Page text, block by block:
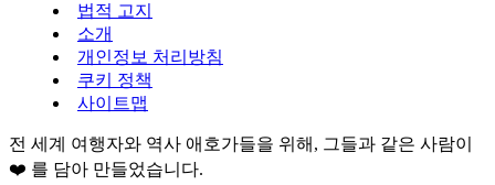
법적 고지
소개
개인정보 처리방침
쿠키 정책
사이트맵
전 세계 여행자와 역사 애호가들을 위해, 그들과 같은 사람이
❤️ 를 담아 만들었습니다.